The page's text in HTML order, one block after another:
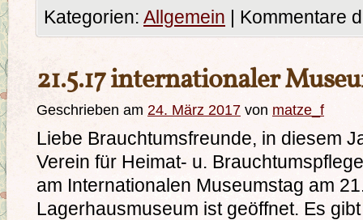
Kategorien: Allgemein | Kommentare
21.5.17 internationaler
Geschrieben am 24. März 2017 von matze_f
Liebe Brauchtumsfreunde, in diesem
Verein für Heimat- u.
am Internationalen Museumstag am
Lagerhausmuseum ist geöffnet. Es